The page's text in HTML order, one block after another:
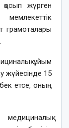
жүрген
грамоталары
ұйым
жүйесінде 15
етсе, оның